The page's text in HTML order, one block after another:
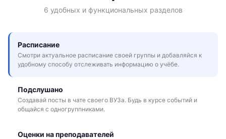
6 удобных и функциональных разделов
Расписание
Смотри актуальное расписание своей группы и добавляйся к
удобному способу отслеживать информацию о учёбе.
Подслушано
Создавай посты в чате своего ВУЗа. Будь в курсе событий и
общайся с одногруппниками.
Оценки на преподавателей